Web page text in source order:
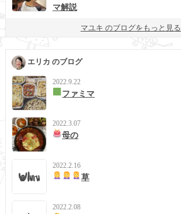
マ解説
マユキ のブログをもっと見る
エリカ のブログ
2022.9.22
ファミマ
2022.3.07
母の
2022.2.16
草
2022.2.08